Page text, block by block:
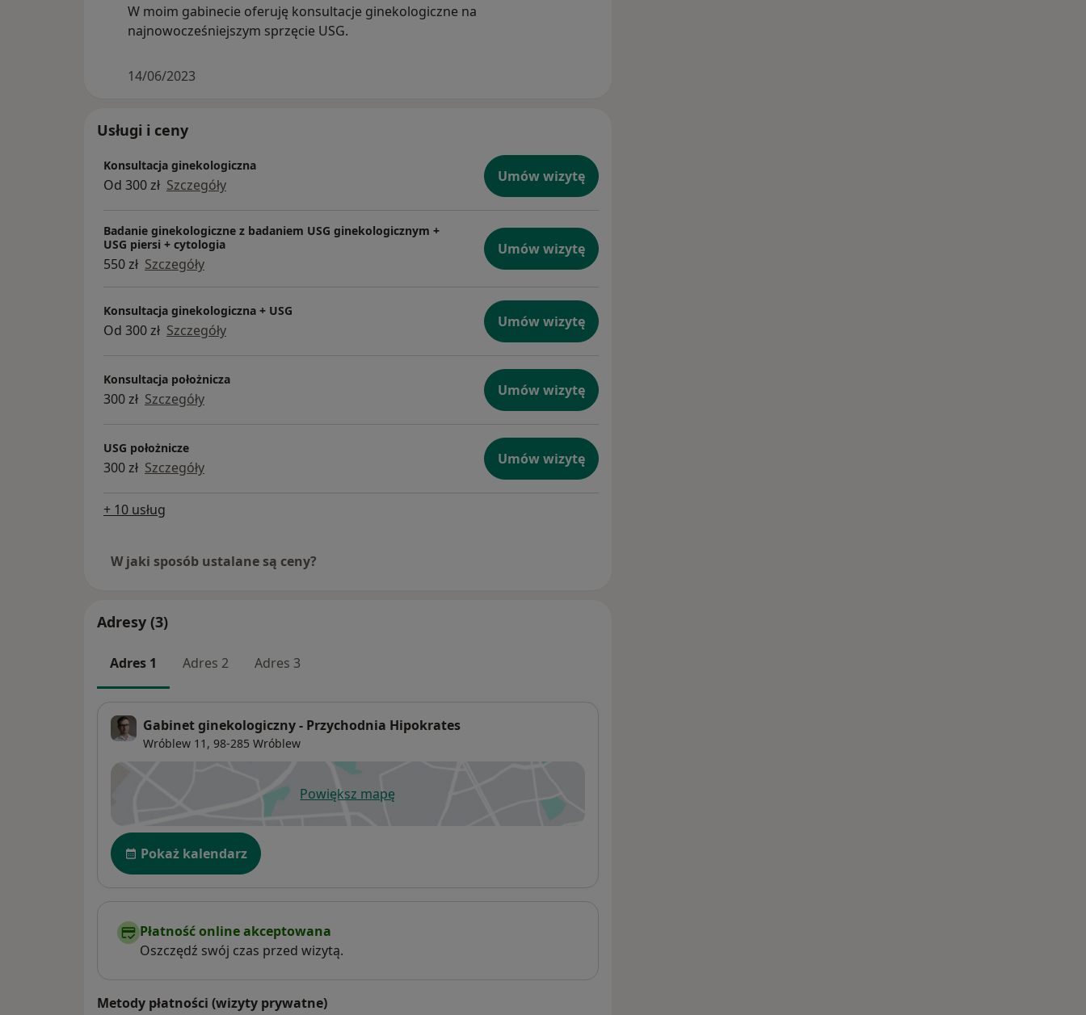
W moim gabinecie oferuję konsultacje ginekologiczne na
najnowocześniejszym sprzęcie USG.
14/06/2023
Usługi i ceny
Konsultacja ginekologiczna
Od 300 zł Szczegóły Umów wizytę
Badanie ginekologiczne z badaniem USG ginekologicznym +
USG piersi + cytologia
550 zł Szczegóły
Umów wizytę
Konsultacja ginekologiczna + USG
Od 300 zł Szczegóły Umów wizytę
Konsultacja położnicza
300 zł Szczegóły Umów wizytę
USG położnicze
300 zł Szczegóły Umów wizytę
+ 10 usług
W jaki sposób ustalane są ceny?
Adresy (3)
Adres 1 Adres 2 Adres 3
Gabinet ginekologiczny - Przychodnia Hipokrates
Wróblew 11, 98-285 Wróblew
Powiększ mapęotwiera się w nowej karcie
Dostępność
Pokaż kalendarz
Płatność online akceptowana
Oszczędź swój czas przed wizytą.
Metody płatności (wizyty prywatne)